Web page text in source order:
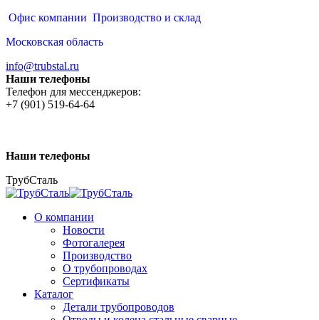
Перейти
содержанию
Офис компании Производство и склад
Московская область
info@trubstal.ru
Наши телефоны
Телефон для мессенджеров:
+7 (901) 519-64-64
Наши телефоны
ТрубСталь
О компании
Новости
Фотогалерея
Производство
О трубопроводах
Сертификаты
Каталог
Детали трубопроводов